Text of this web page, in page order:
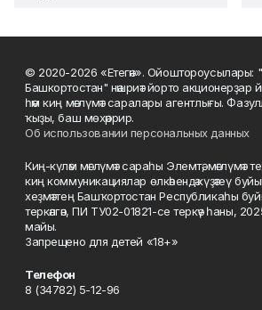
© 2020-2026 «Етегән». Ойоштороусылары:
Башкортостан" нәшриәт йорто акционерҙар
һәм киң мәғлүмәт саралары агентлығы.
ҡыҙы, баш мөхәррир.
Об использовании персональных данных
Киң-күләм мәғлүмәт сараһы Элемтә, мәғлүмәт
киң коммуникациялар өлкәһендә күҙәтеү
хеҙмәттең Башҡортостан Республикаһы
теркәлгән, ПИ ТУ02-01821-се теркәү һаны,
майы.
Запрещено для детей «18+»
Телефон
8 (34782) 5-12-96